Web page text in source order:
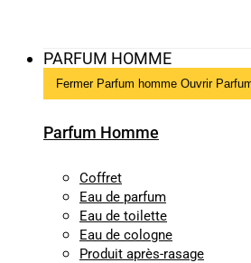
PARFUM HOMME
Fermer Parfum homme Ouvrir
Parfum Homme
Coffret
Eau de parfum
Eau de toilette
Eau de cologne
Produit après-rasage